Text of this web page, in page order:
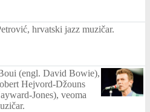
hrvatski jazz muzičar.
(engl. David Bowie),
Hejvord-Džouns
Jones), veoma